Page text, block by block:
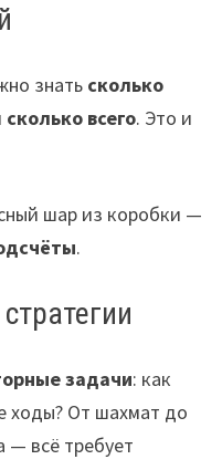
знать сколько
сколько всего. Это и
шар из коробки —
.
задачи: как
ходы? От шахмат до
— всё требует